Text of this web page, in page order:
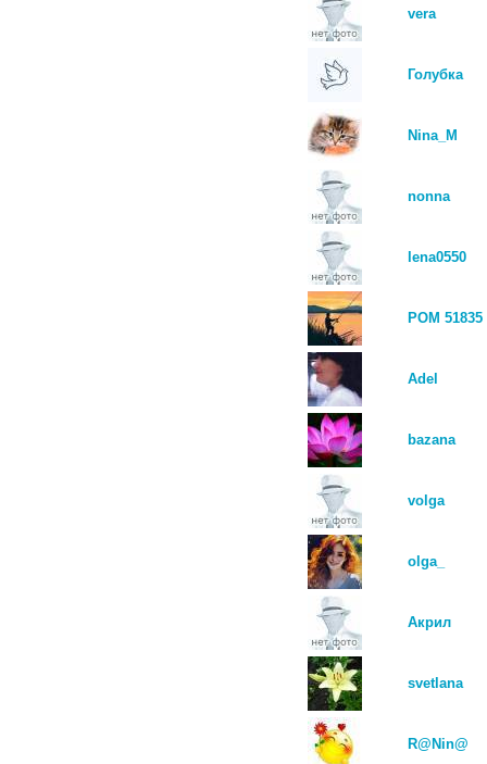
vera
Голубка
Nina_M
nonna
lena0550
РОМ 51835
Adel
bazana
volga
olga_
Акрил
svetlana
R@Nin@